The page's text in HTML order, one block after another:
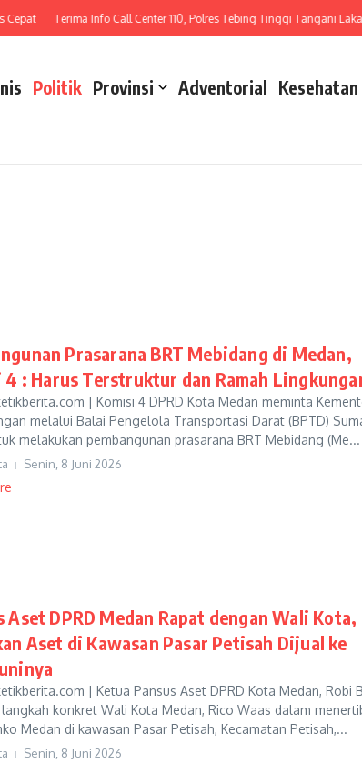
Terima Info Call Center 110, Polres Tebing Tinggi Tangani Laka
Politik Provinsi Adventorial Kesehatan
Prasarana BRT Mebidang di Medan,
4 : Harus Terstruktur dan Ramah
| Komisi 4 DPRD Kota Medan meminta
melalui Balai Pengelola Transportasi Darat (BPTD)
melakukan pembangunan prasarana BRT Mebidang (Me...
Senin, 8 Juni 2026
Aset DPRD Medan Rapat dengan Wali Kota,
Aset di Kawasan Pasar Petisah Dijual ke
| Ketua Pansus Aset DPRD Kota Medan, Robi
konkret Wali Kota Medan, Rico Waas dalam
Medan di kawasan Pasar Petisah, Kecamatan Petisah,...
Senin, 8 Juni 2026